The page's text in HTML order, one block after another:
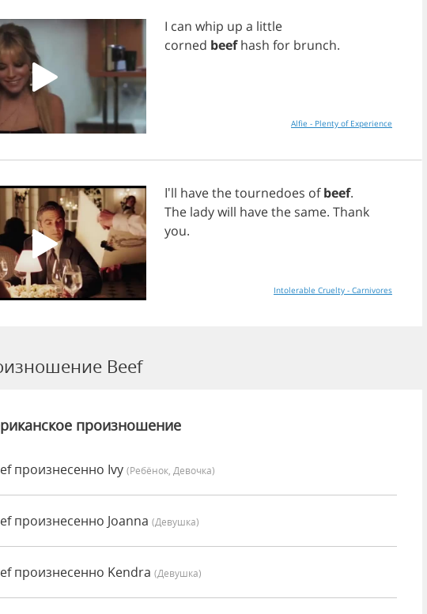
I can whip up a little
corned beef hash for brunch.
Alfie - Plenty of Experience
I'll havethetournedoes of beef.
The ladywill havethe same. Thank
you.
Intolerable Cruelty - Carnivores
Beef
произношение
произнесенно Ivy (Ребёнок, Девочка)
произнесенно Joanna (девушка)
произнесенно Kendra (девушка)